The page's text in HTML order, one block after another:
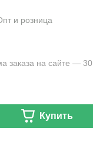
и розница
заказа на сайте —
Купить